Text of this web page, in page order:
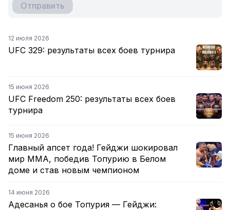
Отправить
12 июля 2026
UFC 329: результаты всех боев турнира
15 июня 2026
UFC Freedom 250: результаты всех боев
турнира
15 июня 2026
Главный апсет года! Гейджи шокировал
мир ММА, победив Топурию в Белом
доме и став новым чемпионом
14 июня 2026
Адесанья о бое Топурия — Гейджи: